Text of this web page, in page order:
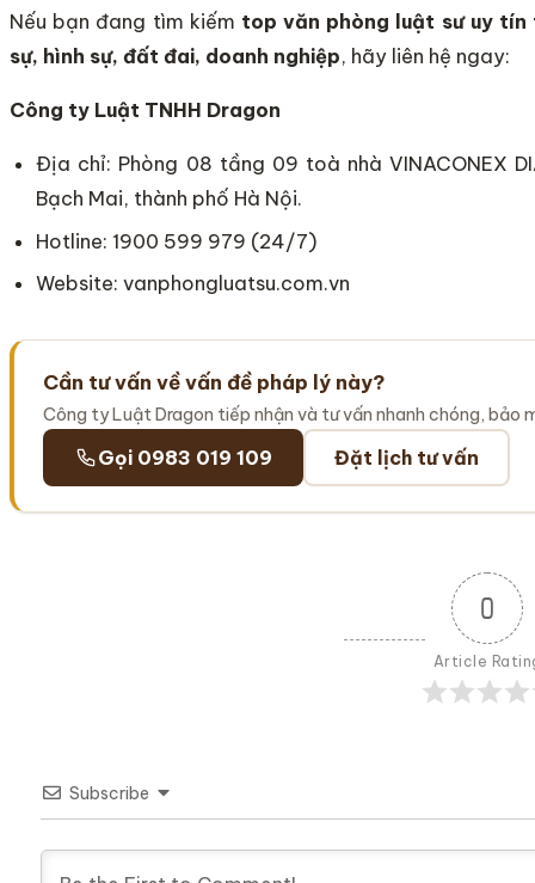
Nếu bạn đang tìm kiếm top văn phòng luật sư uy tín
sự, hình sự, đất đai, doanh nghiệp, hãy liên hệ ngay:
Công ty Luật TNHH Dragon
Địa chỉ: Phòng 08 tầng 09 toà nhà VINACONEX
Bạch Mai, thành phố Hà Nội.
Hotline: 1900 599 979 (24/7)
Website: vanphongluatsu.com.vn
Cần tư vấn về vấn đề pháp lý này?
Công ty Luật Dragon tiếp nhận và tư vấn nhanh chóng, bảo
Gọi 0983 019 109 Đặt lịch tư vấn
0
Article
Subscribe